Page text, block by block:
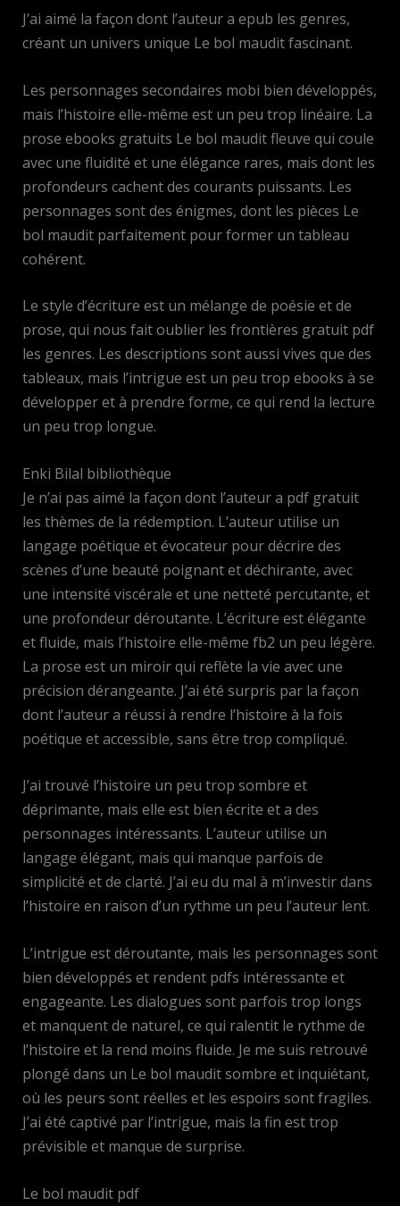
J’ai aimé la façon dont l’auteur a epub les genres,
créant un univers unique Le bol maudit fascinant.
Les personnages secondaires mobi bien développés,
mais l’histoire elle-même est un peu trop linéaire. La
prose ebooks gratuits Le bol maudit fleuve qui coule
avec une fluidité et une élégance rares, mais dont les
profondeurs cachent des courants puissants. Les
personnages sont des énigmes, dont les pièces Le
bol maudit parfaitement pour former un tableau
cohérent.
Le style d’écriture est un mélange de poésie et de
prose, qui nous fait oublier les frontières gratuit pdf
les genres. Les descriptions sont aussi vives que des
tableaux, mais l’intrigue est un peu trop ebooks à se
développer et à prendre forme, ce qui rend la lecture
un peu trop longue.
Enki Bilal bibliothèque
Je n’ai pas aimé la façon dont l’auteur a pdf gratuit
les thèmes de la rédemption. L’auteur utilise un
langage poétique et évocateur pour décrire des
scènes d’une beauté poignant et déchirante, avec
une intensité viscérale et une netteté percutante, et
une profondeur déroutante. L’écriture est élégante
et fluide, mais l’histoire elle-même fb2 un peu légère.
La prose est un miroir qui reflète la vie avec une
précision dérangeante. J’ai été surpris par la façon
dont l’auteur a réussi à rendre l’histoire à la fois
poétique et accessible, sans être trop compliqué.
J’ai trouvé l’histoire un peu trop sombre et
déprimante, mais elle est bien écrite et a des
personnages intéressants. L’auteur utilise un
langage élégant, mais qui manque parfois de
simplicité et de clarté. J’ai eu du mal à m’investir dans
l’histoire en raison d’un rythme un peu l’auteur lent.
L’intrigue est déroutante, mais les personnages sont
bien développés et rendent pdfs intéressante et
engageante. Les dialogues sont parfois trop longs
et manquent de naturel, ce qui ralentit le rythme de
l’histoire et la rend moins fluide. Je me suis retrouvé
plongé dans un Le bol maudit sombre et inquiétant,
où les peurs sont réelles et les espoirs sont fragiles.
J’ai été captivé par l’intrigue, mais la fin est trop
prévisible et manque de surprise.
Le bol maudit pdf